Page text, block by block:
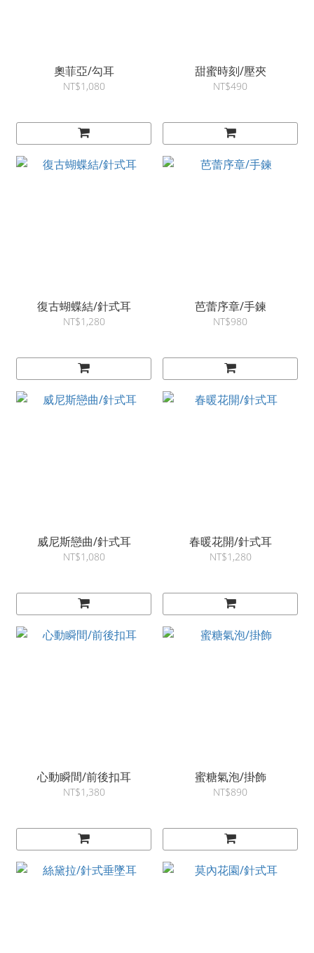
奧菲亞/勾耳
NT$1,080
甜蜜時刻/壓夾
NT$490
復古蝴蝶結/針式耳
NT$1,280
芭蕾序章/手鍊
NT$980
威尼斯戀曲/針式耳
NT$1,080
春暖花開/針式耳
NT$1,280
心動瞬間/前後扣耳
NT$1,380
蜜糖氣泡/掛飾
NT$890